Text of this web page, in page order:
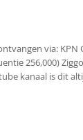
via: KPN
256,000)
kanaal is dit